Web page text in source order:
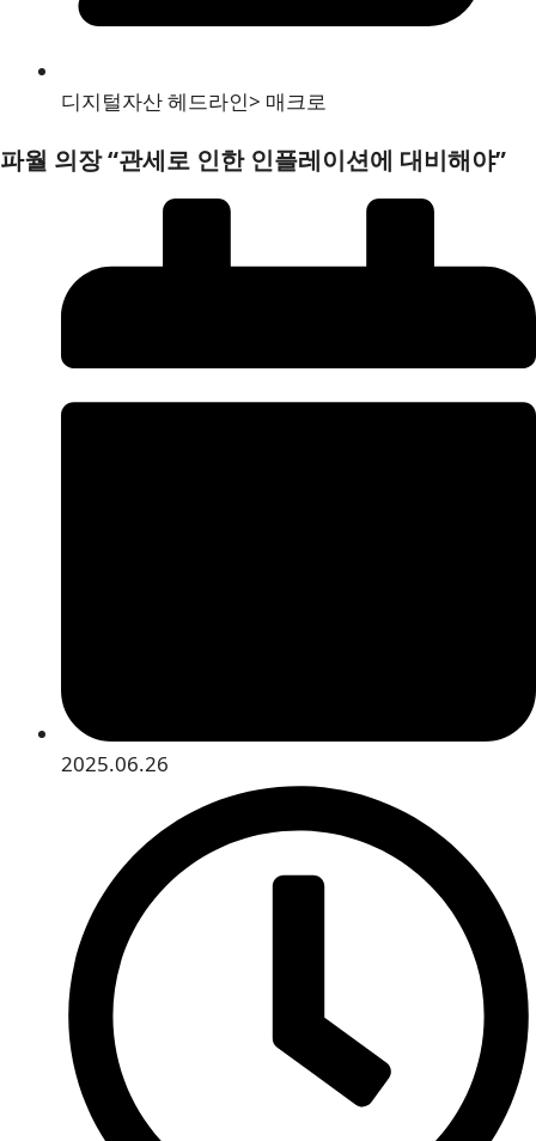
디지털자산 헤드라인> 매크로
파월 의장 “관세로 인한 인플레이션에 대비해야”
2025.06.26